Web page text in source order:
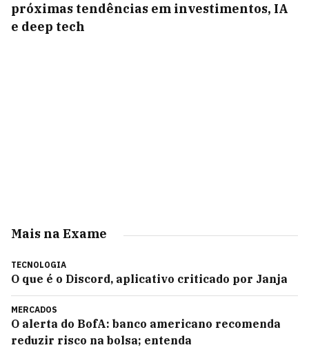
próximas tendências em investimentos, IA
e deep tech
Mais na Exame
TECNOLOGIA
O que é o Discord, aplicativo criticado por Janja
MERCADOS
O alerta do BofA: banco americano recomenda
reduzir risco na bolsa; entenda